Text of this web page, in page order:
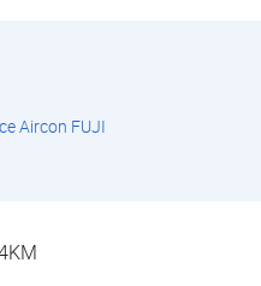
Aircon FUJI